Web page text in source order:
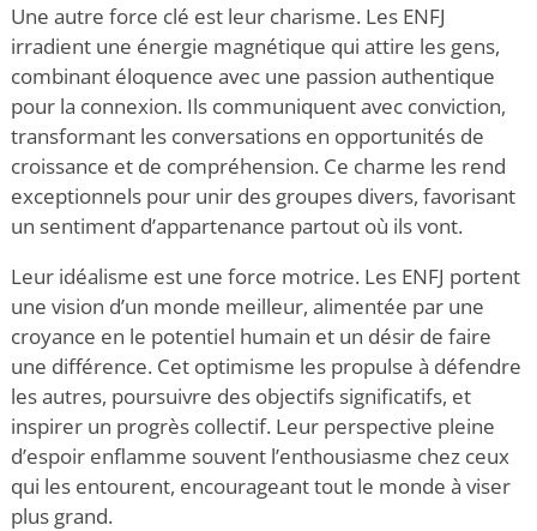
Une autre force clé est leur charisme. Les ENFJ
irradient une énergie magnétique qui attire les gens,
combinant éloquence avec une passion authentique
pour la connexion. Ils communiquent avec conviction,
transformant les conversations en opportunités de
croissance et de compréhension. Ce charme les rend
exceptionnels pour unir des groupes divers, favorisant
un sentiment d’appartenance partout où ils vont.
Leur idéalisme est une force motrice. Les ENFJ portent
une vision d’un monde meilleur, alimentée par une
croyance en le potentiel humain et un désir de faire
une différence. Cet optimisme les propulse à défendre
les autres, poursuivre des objectifs significatifs, et
inspirer un progrès collectif. Leur perspective pleine
d’espoir enflamme souvent l’enthousiasme chez ceux
qui les entourent, encourageant tout le monde à viser
plus grand.